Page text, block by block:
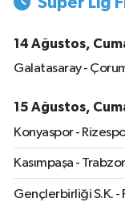
14 Ağustos,
Galatasaray -
15 Ağustos,
Konyaspor -
Kasımpaşa -
Gençlerbirliği S.K. -